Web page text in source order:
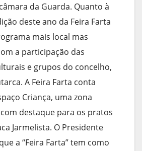
da Guarda. Quanto à
deste ano da Feira Farta
mais local mas
a participação das
e grupos do concelho,
A Feira Farta conta
Criança, uma zona
destaque para os pratos
Jarmelista. O Presidente
a “Feira Farta” tem como